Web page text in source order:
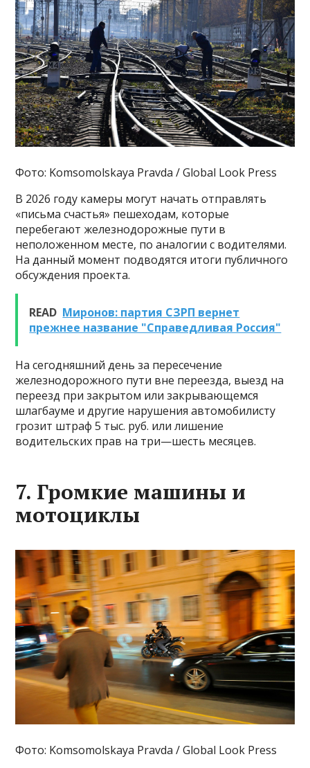
Фото: Komsomolskaya Pravda / Global Look Press
В 2026 году камеры могут начать отправлять
«письма счастья» пешеходам, которые
перебегают железнодорожные пути в
неположенном месте, по аналогии с водителями.
На данный момент подводятся итоги публичного
обсуждения проекта.
READ Миронов: партия СЗРП вернет
прежнее название "Справедливая Россия"
На сегодняшний день за пересечение
железнодорожного пути вне переезда, выезд на
переезд при закрытом или закрывающемся
шлагбауме и другие нарушения автомобилисту
грозит штраф 5 тыс. руб. или лишение
водительских прав на три—шесть месяцев.
7. Громкие машины и
мотоциклы
Фото: Komsomolskaya Pravda / Global Look Press